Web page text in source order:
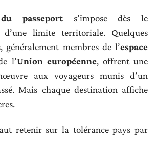
passeport s’impose dès le
d’une limite territoriale. Quelques
généralement membres de l’espace
l’Union européenne, offrent une
aux voyageurs munis d’un
Mais chaque destination affiche
retenir sur la tolérance pays par